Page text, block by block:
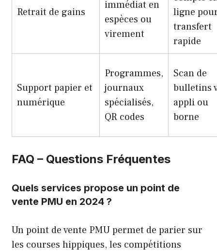
Retrait de gains
immédiat en
espèces ou
virement
ligne
transfert
rapide
Support papier et
numérique
Programmes,
journaux
spécialisés,
QR codes
Scan de
bulletins
appli ou
borne
FAQ – Questions Fréquentes
Quels services propose un point de
vente PMU en 2024 ?
Un point de vente PMU permet de parier sur
les courses hippiques, les compétitions